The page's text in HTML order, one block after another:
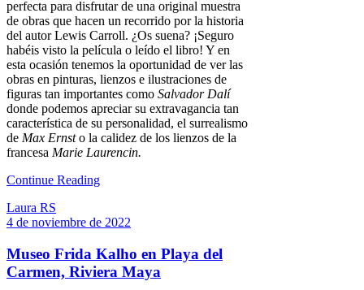
perfecta para disfrutar de una original muestra
de obras que hacen un recorrido por la historia
del autor Lewis Carroll. ¿Os suena? ¡Seguro
habéis visto la película o leído el libro! Y en
esta ocasión tenemos la oportunidad de ver las
obras en pinturas, lienzos e ilustraciones de
figuras tan importantes como Salvador Dalí
donde podemos apreciar su extravagancia tan
característica de su personalidad, el surrealismo
de Max Ernsto la calidez de los lienzos de la
francesa Marie Laurencin.
Continue Reading
Laura RS
4 de noviembre de 2022
Museo Frida Kalho en Playa del
Carmen, Riviera Maya